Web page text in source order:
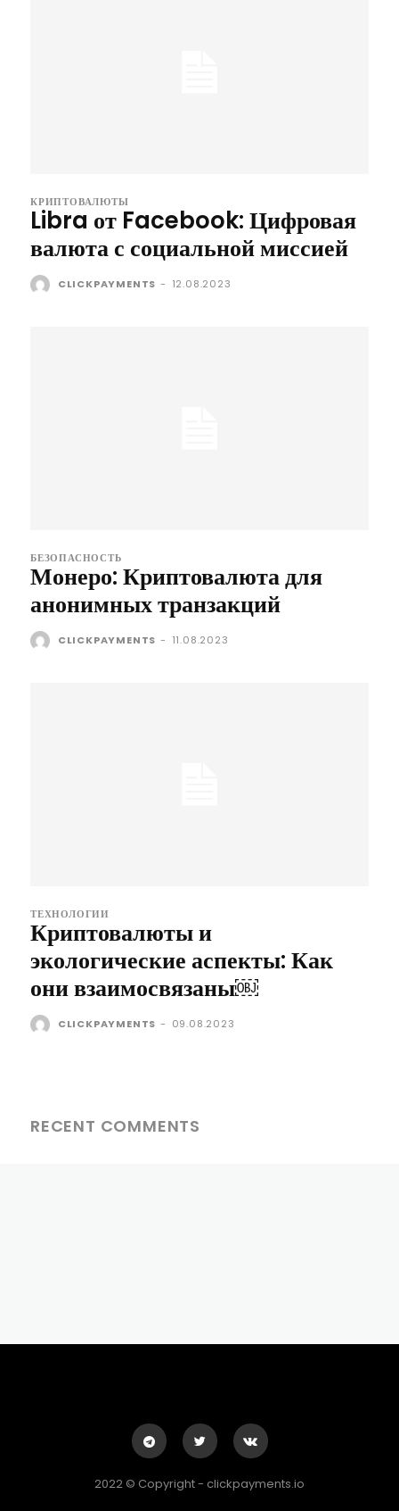
КРИПТОВАЛЮТЫ
Libra от Facebook: Цифровая
валюта с социальной миссией
CLICKPAYMENTS - 12.08.2023
БЕЗОПАСНОСТЬ
Монеро: Криптовалюта для
анонимных транзакций
CLICKPAYMENTS - 11.08.2023
ТЕХНОЛОГИИ
Криптовалюты и
экологические аспекты: Как
они взаимосвязаны￼
CLICKPAYMENTS - 09.08.2023
RECENT COMMENTS
2022 © Copyright - clickpayments.io